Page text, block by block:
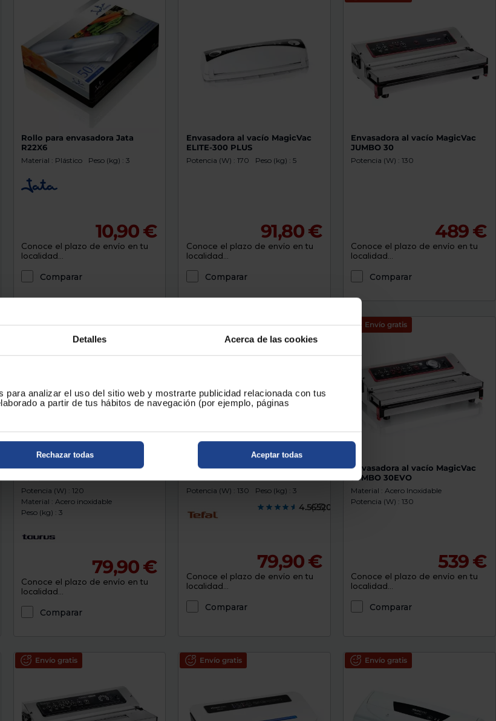
Detalles Acerca de las cookies
analizar el uso del sitio web y mostrarte publicidad relacionada con tus
a partir de tus hábitos de navegación (por ejemplo, páginas
Rechazar todas Aceptar todas
Rollo para envasadora Jata
R22X6
Material : Plástico Peso (kg) : 3
10,90 €
Conoce el plazo de envío en tu
localidad...
Comparar
Envasadora al vacío MagicVac
ELITE-300 PLUS
Potencia (W) : 170 Peso (kg) : 5
91,80 €
Conoce el plazo de envío en tu
localidad...
Comparar
Envasadora al vacío MagicVac
JUMBO 30
Potencia (W) : 130
489 €
Conoce el plazo de envío en tu
localidad...
Comparar
Envasadora al vacío Taurus VAC
Potencia (W) : 120
Material : Acero inoxidable
Peso (kg) : 3
79,90 €
Conoce el plazo de envío en tu
localidad...
Comparar
Envasadora al vacío Tefal
Potencia (W) : 130 Peso (kg) : 3
4.5652000
(23)
79,90 €
Conoce el plazo de envío en tu
localidad...
Comparar
Envío gratis
Envasadora al vacío MagicVac
JUMBO 30EVO
Material : Acero Inoxidable
Potencia (W) : 130
539 €
Conoce el plazo de envío en tu
localidad...
Comparar
Envío gratis Envío gratis Envío gratis